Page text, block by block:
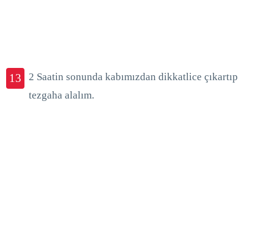
13
2 Saatin sonunda kabımızdan dikkatlice çıkartıp
tezgaha alalım.